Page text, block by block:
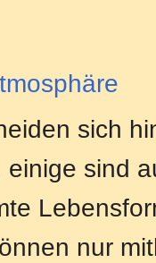
sich
einige sind
nur